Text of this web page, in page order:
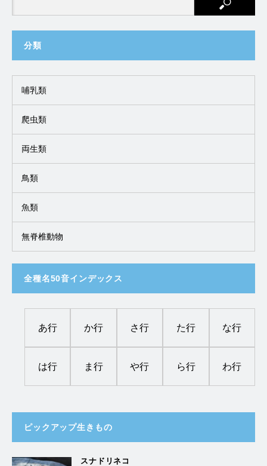
分類
哺乳類
爬虫類
両生類
鳥類
魚類
無脊椎動物
全種名50音インデックス
あ行 か行 さ行 た行 な行
は行 ま行 や行 ら行 わ行
ピックアップ生きもの
スナドリネコ